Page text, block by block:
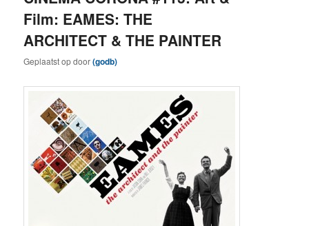
Film: EAMES: THE
ARCHITECT & THE PAINTER
Geplaatst opdoor(godb)